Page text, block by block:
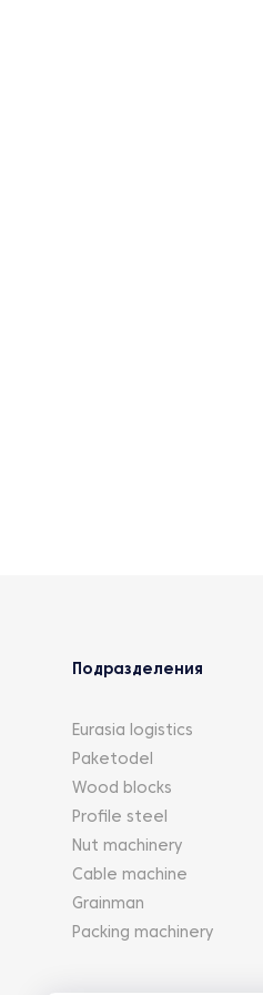
Подразделения
Eurasia logistics
Paketodel
Wood blocks
Profile steel
Nut machinery
Cable machine
Grainman
Packing machinery